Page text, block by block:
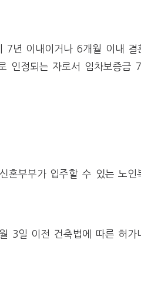
7년 이내이거나 6개월 이내
인정되는 자로서 임차보증금
혼부부가 입주할 수 있는 노인
3일 이전 건축법에 따른 허가